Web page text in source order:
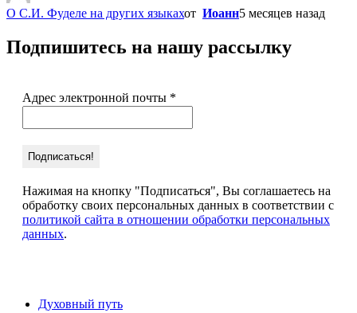
О С.И. Фуделе на других языкахот Иоанн5 месяцев назад
Подпишитесь на нашу рассылку
Адрес электронной почты *
Нажимая на кнопку "Подписаться", Вы соглашаетесь на
обработку своих персональных данных в соответствии с
политикой сайта в отношении обработки персональных
данных.
Духовный путь